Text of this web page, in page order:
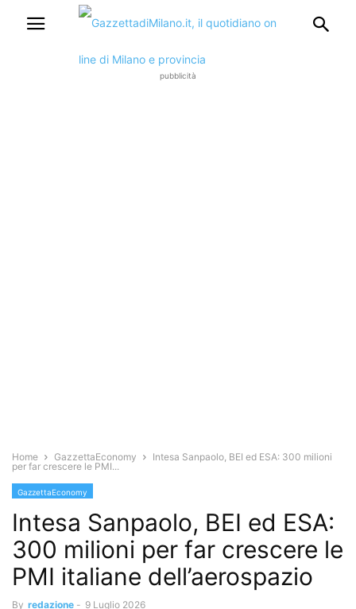
pubblicità
Home GazzettaEconomy
Intesa Sanpaolo, BEI ed ESA: 300 milioni
per far crescere le PMI...
GazzettaEconomy
Intesa Sanpaolo, BEI ed ESA:
300 milioni per far crescere le
PMI italiane dell’aerospazio
By redazione - 9 Luglio 2026